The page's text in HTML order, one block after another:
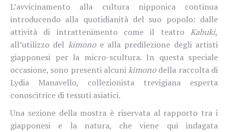
L’avvicinamento alla cultura nipponica continua
introducendo alla quotidianità del suo popolo: dalle
attività di intrattenimento come il teatro Kabuki,
all’utilizzo del kimonoe alla predilezione degli artisti
giapponesi per la micro-scultura. In questa speciale
occasione, sono presenti alcunikimonodella raccolta di
Lydia Manavello, collezionista trevigiana esperta
conoscitrice di tessuti asiatici.
Una sezione della mostra è riservata al rapporto tra i
giapponesi e la natura, che viene qui indagata